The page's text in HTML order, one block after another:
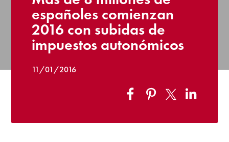
españoles comienzan
2016 con subidas de
impuestos autonómicos
11/01/2016